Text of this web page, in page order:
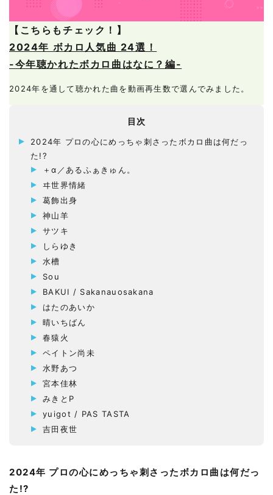
【こちらもチェック！】
2024年 ボカロ人気曲 24選！
-今年聴かれたボカロ曲はなに？編-
2024年を通して聴かれた曲を動画再生数で選んでみました。
目次
2024年 プロの心にめっちゃ刺さったボカロ曲は何だっ
た!?
＋α／あるふぁきゅん。
ヰ世界情緒
葛飾出身
神山羊
サツキ
しらゆき
水槽
Sou
BAKUI / Sakanauosakana
はたのあいか
晴いちばん
春猿火
ペイトン尚未
水野あつ
宮本佳林
みきとP
yuigot / PAS TASTA
吉田夜世
2024年 プロの心にめっちゃ刺さったボカロ曲は何だっ
た!?